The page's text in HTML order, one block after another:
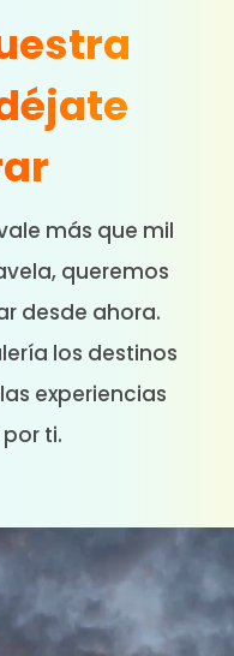
más que mil
queremos
desde ahora.
los destinos
experiencias
ti.